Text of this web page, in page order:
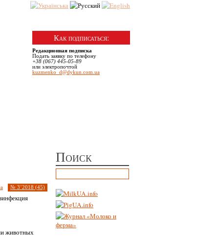
Как подписаться:
Редакционная подписка
Подать заявку по телефону
+38 (067) 445-05-89
или электропочтой
kuzmenko_d@dykun.com.ua
№ 3’2018 (45)
животных
Поиск